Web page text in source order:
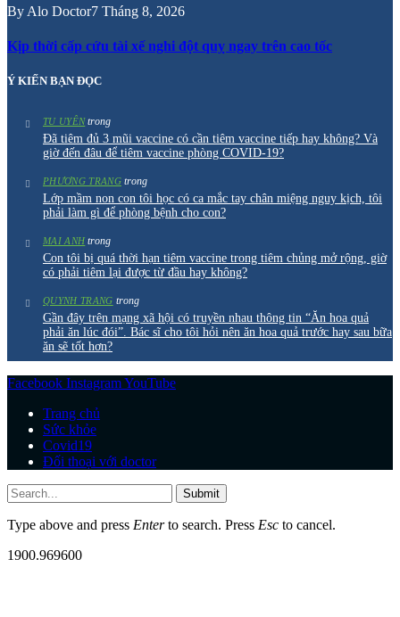
By Alo Doctor7 Tháng 8, 2026
Kịp thời cấp cứu tài xế nghi đột quỵ ngay trên cao tốc
Ý KIẾN BẠN ĐỌC
TU UYÊNtrong
Đã tiêm đủ 3 mũi vaccine có cần tiêm vaccine tiếp hay không? Và
giờ đến đâu để tiêm vaccine phòng COVID-19?
PHƯƠNG TRANGtrong
Lớp mầm non con tôi học có ca mắc tay chân miệng nguy kịch, tôi
phải làm gì để phòng bệnh cho con?
MAI ANH trong
Con tôi bị quá thời hạn tiêm vaccine trong tiêm chủng mở rộng, giờ
có phải tiêm lại được từ đầu hay không?
QUYNH TRANG trong
Gần đây trên mạng xã hội có truyền nhau thông tin “Ăn hoa quả
phải ăn lúc đói”. Bác sĩ cho tôi hỏi nên ăn hoa quả trước hay sau bữa
ăn sẽ tốt hơn?
Facebook InstagramYouTube
Trang chủ
Sức khỏe
Covid19
Đối thoại với doctor
Submit
Type above and press Enterto search. Press Esc to cancel.
1900.969600